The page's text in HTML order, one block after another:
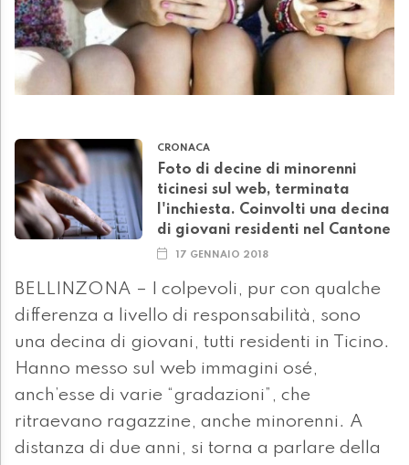
CRONACA
Foto di decine di minorenni
ticinesi sul web, terminata
l'inchiesta. Coinvolti una decina
di giovani residenti nel Cantone
17 GENNAIO 2018
BELLINZONA – I colpevoli, pur con qualche
differenza a livello di responsabilità, sono
una decina di giovani, tutti residenti in Ticino.
Hanno messo sul web immagini osé,
anch’esse di varie “gradazioni”, che
ritraevano ragazzine, anche minorenni. A
distanza di due anni, si torna a parlare della